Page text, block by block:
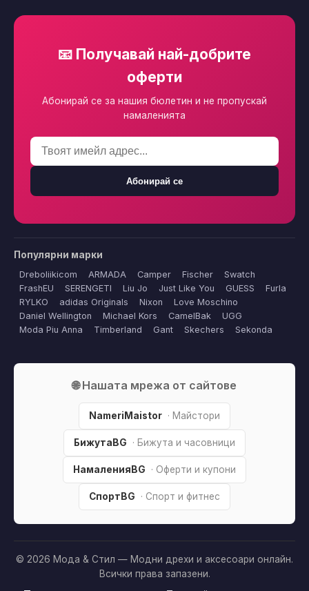
📧 Получавай най-добрите
оферти
Абонирай се за нашия бюлетин и не пропускай
намаленията
Абонирай се
Популярни марки
Dreboliikicom ARMADA Camper Fischer
Swatch
FrashEU
SERENGETI Liu Jo Just Like You GUESS
Furla
RYLKO
adidas Originals Nixon
Love Moschino
Daniel Wellington
Michael Kors CamelBak
UGG
Moda Piu Anna
Timberland Gant Skechers Sekonda
🌐 Нашата мрежа от сайтове
NameriMaistor · Майстори
БижутаBG · Бижута и часовници
НамаленияBG · Оферти и купони
СпортBG · Спорт и фитнес
© 2026 Мода & Стил — Модни дрехи и аксесоари онлайн.
Всички права запазени.